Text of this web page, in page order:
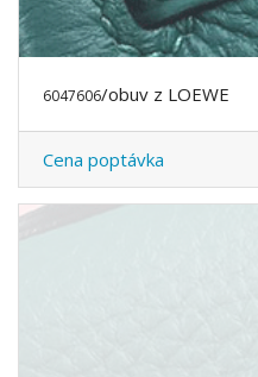
6047705/oblečení z LOEWE